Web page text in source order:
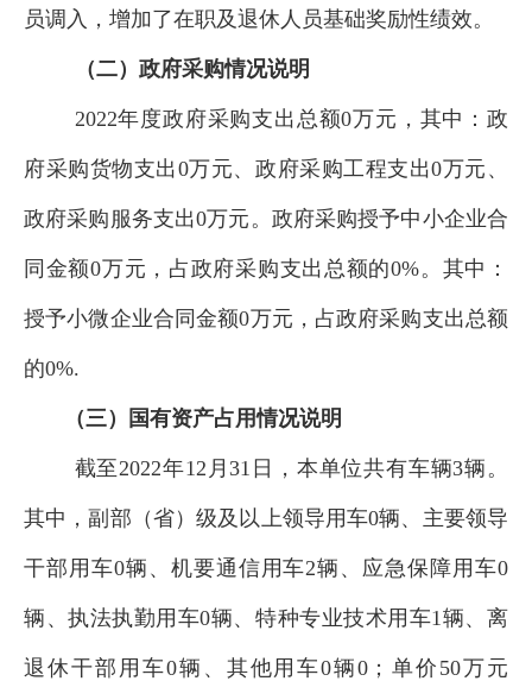
员调入，增加了在职及退休人员基础奖励性绩效。
（二）政府采购情况说明
2022年度政府采购支出总额0万元，其中：政
府采购货物支出0万元、政府采购工程支出0万元、
政府采购服务支出0万元。政府采购授予中小企业合
同金额0万元， 占政府采购支出总额的0%。其中：
授予小微企业合同金额0万元，占政府采购支出总额
的0%.
（三）国有资产占用情况说明
截至2022年12月31日，本单位共有车辆3辆。
其中，副部（省）级及以上领导用车0辆、主要领导
干部用车0辆、机要通信用车2辆、应急保障用车0
辆、执法执勤用车0辆、特种专业技术用车1 辆、离
退休干部用车0辆、其他用车0辆0 ；单价50万元